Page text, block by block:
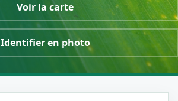
Voir la carte
Identifier en photo